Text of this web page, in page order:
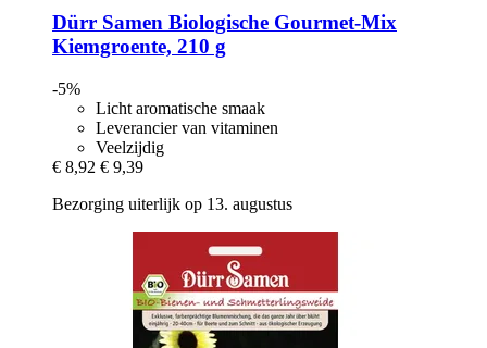
Dürr Samen Biologische Gourmet-​Mix
Kiemgroente, 210 g
-5%
Licht aromatische smaak
Leverancier van vitaminen
Veelzijdig
€ 8,92 € 9,39
Bezorging uiterlijk op 13. augustus